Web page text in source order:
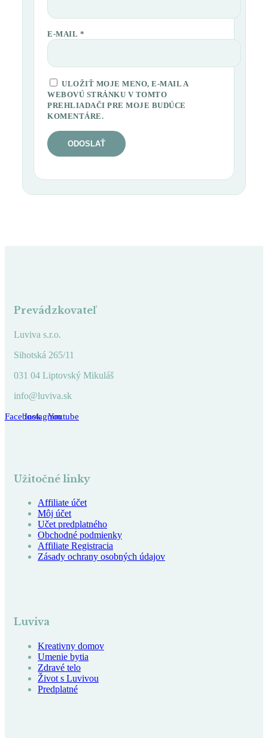
E-MAIL *
ULOŽIŤ MOJE MENO, E-MAIL A
WEBOVÚ STRÁNKU V TOMTO
PREHLIADAČI PRE MOJE BUDÚCE
KOMENTÁRE.
Prevádzkovateľ
Luviva s.r.o.
Sihotská 265/11
031 04 Liptovský Mikuláš
info@luviva.sk
FacebookInstagramYoutube
Užitočné linky
Affiliate účet
Môj účet
Učet predplatného
Obchodné podmienky
Affiliate Registracia
Zásady ochrany osobných údajov
Luviva
Kreativny domov
Umenie bytia
Zdravé telo
Život s Luvivou
Predplatné